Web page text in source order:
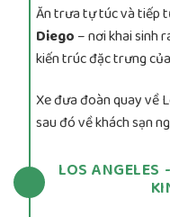
Ăn trưa tự túc và tiếp
Diego – nơi khai sinh
kiến trúc đặc trưng
Xe đưa đoàn quay về
sau đó về khách sạn
LOS